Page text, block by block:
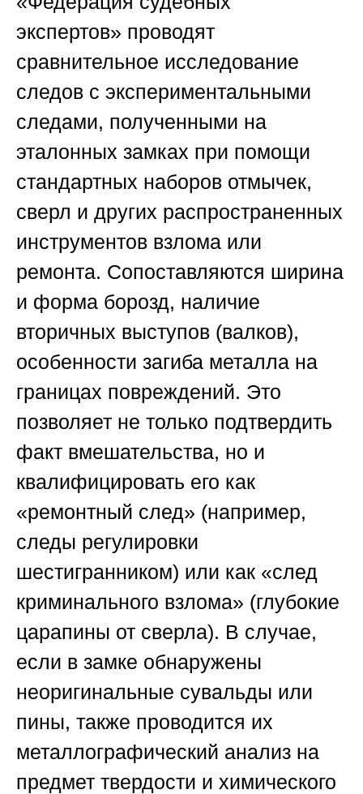
экспертов» проводят
сравнительное исследование
следов с экспериментальными
следами, полученными на
эталонных замках при помощи
стандартных наборов отмычек,
сверл и других распространенных
инструментов взлома или
ремонта. Сопоставляются ширина
и форма борозд, наличие
вторичных выступов (валков),
особенности загиба металла на
границах повреждений. Это
позволяет не только подтвердить
факт вмешательства, но и
квалифицировать его как
«ремонтный след» (например,
следы регулировки
шестигранником) или как «след
криминального взлома» (глубокие
царапины от сверла). В случае,
если в замке обнаружены
неоригинальные сувальды или
пины, также проводится их
металлографический анализ на
предмет твердости и химического